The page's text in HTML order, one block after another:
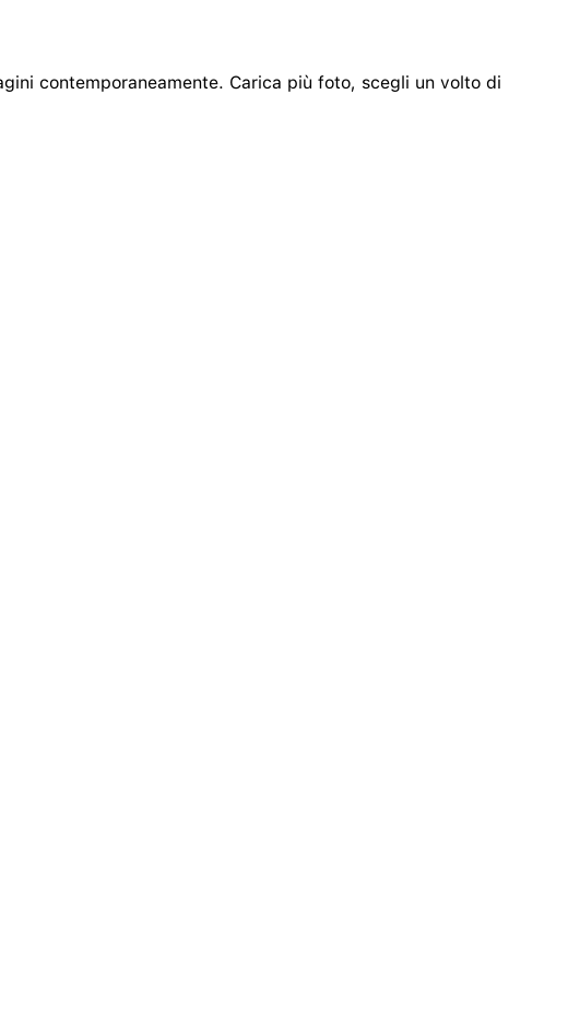
contemporaneamente. Carica più foto, scegli un volto di